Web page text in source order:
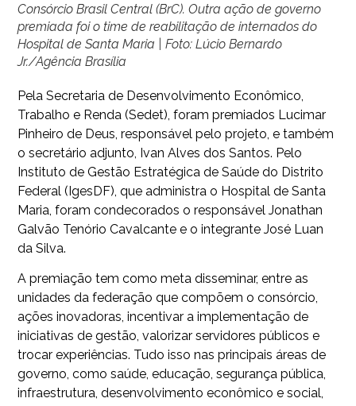
Consórcio Brasil Central (BrC). Outra ação de governo
premiada foi o time de reabilitação de internados do
Hospital de Santa Maria | Foto: Lúcio Bernardo
Jr./Agência Brasília
Pela Secretaria de Desenvolvimento Econômico,
Trabalho e Renda (Sedet), foram premiados Lucimar
Pinheiro de Deus, responsável pelo projeto, e também
o secretário adjunto, Ivan Alves dos Santos. Pelo
Instituto de Gestão Estratégica de Saúde do Distrito
Federal (IgesDF), que administra o Hospital de Santa
Maria, foram condecorados o responsável Jonathan
Galvão Tenório Cavalcante e o integrante José Luan
da Silva.
A premiação tem como meta disseminar, entre as
unidades da federação que compõem o consórcio,
ações inovadoras, incentivar a implementação de
iniciativas de gestão, valorizar servidores públicos e
trocar experiências. Tudo isso nas principais áreas de
governo, como saúde, educação, segurança pública,
infraestrutura, desenvolvimento econômico e social,